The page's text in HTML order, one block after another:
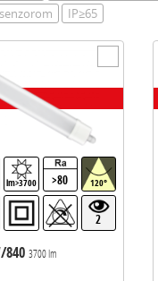
IP≥65
lm>3700 >80 120°
2
8403700 lm